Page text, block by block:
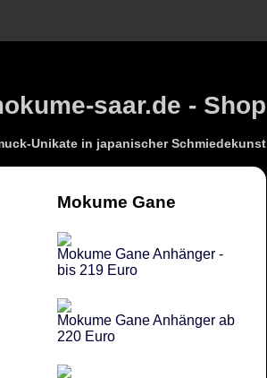
saar.de - Shop
Unikate in japanischer Schmiedekunst
Mokume Gane
Mokume Gane Anhänger -
bis 219 Euro
Mokume Gane Anhänger ab
220 Euro